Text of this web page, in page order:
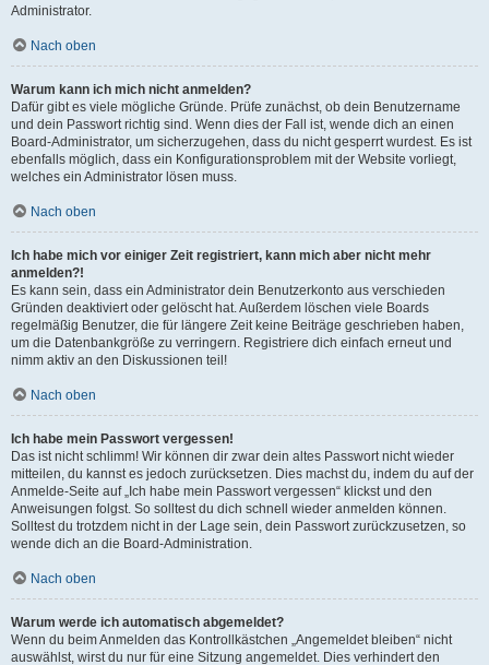
Administrator.
Nach oben
Warum kann ich mich nicht anmelden?
Dafür gibt es viele mögliche Gründe. Prüfe zunächst, ob dein Benutzername
und dein Passwort richtig sind. Wenn dies der Fall ist, wende dich an einen
Board-Administrator, um sicherzugehen, dass du nicht gesperrt wurdest. Es ist
ebenfalls möglich, dass ein Konfigurationsproblem mit der Website vorliegt,
welches ein Administrator lösen muss.
Nach oben
Ich habe mich vor einiger Zeit registriert, kann mich aber nicht mehr
anmelden?!
Es kann sein, dass ein Administrator dein Benutzerkonto aus verschieden
Gründen deaktiviert oder gelöscht hat. Außerdem löschen viele Boards
regelmäßig Benutzer, die für längere Zeit keine Beiträge geschrieben haben,
um die Datenbankgröße zu verringern. Registriere dich einfach erneut und
nimm aktiv an den Diskussionen teil!
Nach oben
Ich habe mein Passwort vergessen!
Das ist nicht schlimm! Wir können dir zwar dein altes Passwort nicht wieder
mitteilen, du kannst es jedoch zurücksetzen. Dies machst du, indem du auf der
Anmelde-Seite auf „Ich habe mein Passwort vergessen“ klickst und den
Anweisungen folgst. So solltest du dich schnell wieder anmelden können.
Solltest du trotzdem nicht in der Lage sein, dein Passwort zurückzusetzen, so
wende dich an die Board-Administration.
Nach oben
Warum werde ich automatisch abgemeldet?
Wenn du beim Anmelden das Kontrollkästchen „Angemeldet bleiben“ nicht
auswählst, wirst du nur für eine Sitzung angemeldet. Dies verhindert den